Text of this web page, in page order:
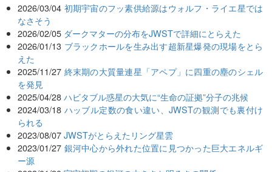
2026/03/04 初期宇宙のフッ素供給源はウォルフ・ライエ星では
なさそう
2026/02/05 ダークマターの分布をJWSTで詳細にとらえた
2026/01/13 ブラックホールを生み出す超新星爆発の現場をとら
えた
2025/11/27 終末期の大質量連星「アペプ」に四重の塵のシェル
を発見
2025/04/28 ハビタブル惑星の大気に“生命の証拠”分子の兆候
2024/03/18 ハッブル定数の食い違い、JWSTの観測でも裏付け
られる
2023/08/07 JWSTがとらえたリング星雲
2023/01/27 銀河中心から外れた位置に見つかった巨大エネルギ
ー源